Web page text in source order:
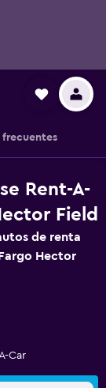
frecuentes
Rent-A-
Field
de renta
Hector
Car